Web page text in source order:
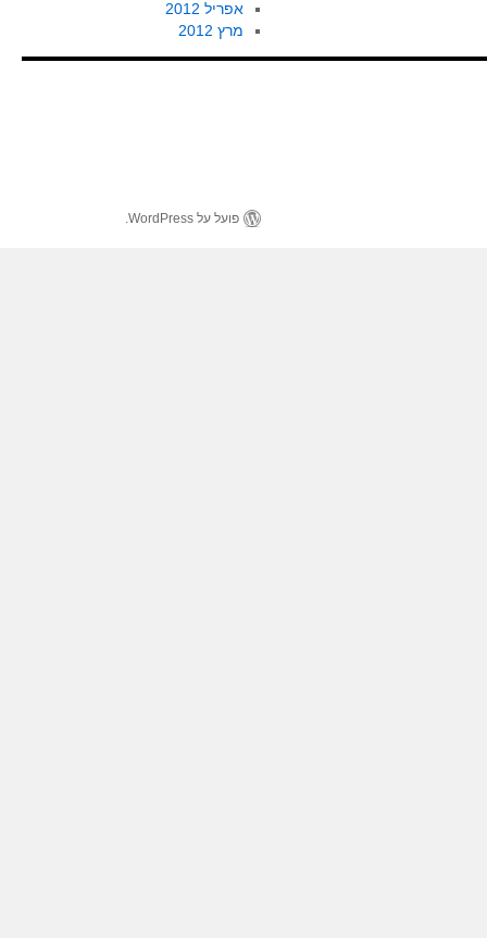
אפריל 2012
מרץ 2012
פועל על WordPress.